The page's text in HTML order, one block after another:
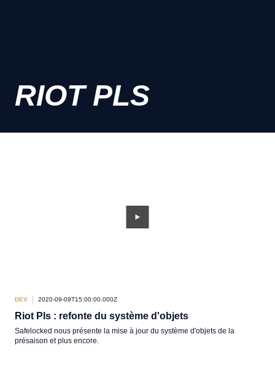
RIOT PLS
DEV 2020-09-09T15:00:00.000Z
Riot Pls : refonte du système d'objets
Safelocked nous présente la mise à jour du système d'objets de la
présaison et plus encore.